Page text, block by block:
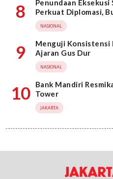
8
Penundaan
Perkuat Diplomasi,
NASIONAL
9
Menguji Konsistensi
Ajaran Gus Dur
NASIONAL
10
Bank Mandiri
Tower
JAKARTA